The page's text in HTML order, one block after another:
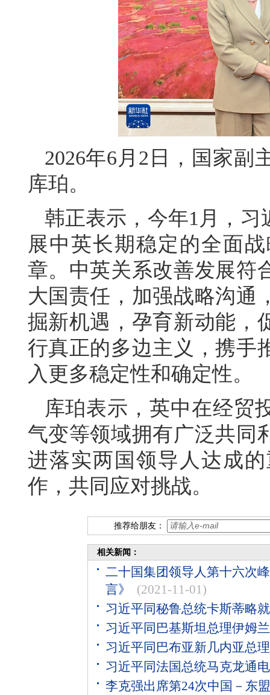
2026年6月2日，国家副
库珀。
韩正表示，今年1月，
展中英长期稳定的全面
章。中英关系改善发展符
大国责任，加强战略沟通
掘新机遇，孕育新动能，
行真正的多边主义，携手
入更多稳定性和确定性。
库珀表示，英中在经贸
气变等领域拥有广泛共同
进落实两国领导人达成
作，共同应对挑战。
推荐给朋友：
相关新闻：
二十国集团领导人第十六次
言》
(2021-11-01)
习近平同秘鲁总统卡斯蒂略
习近平同巴基斯坦总理伊姆
习近平同巴布亚新几内亚总
习近平同法国总统马克龙通
李克强出席第24次中国－东